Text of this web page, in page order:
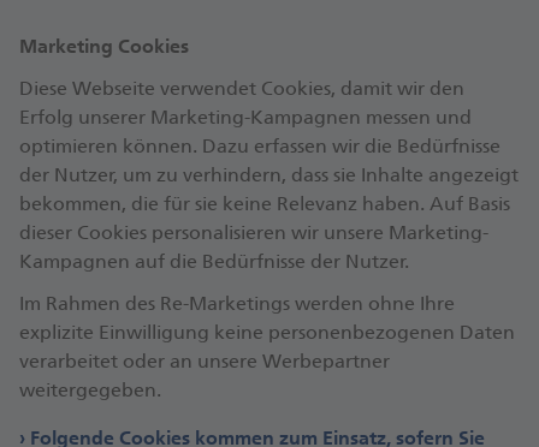
Marketing Cookies
Diese Webseite verwendet Cookies, damit wir den
Erfolg unserer Marketing-Kampagnen messen und
optimieren können. Dazu erfassen wir die Bedürfnisse
der Nutzer, um zu verhindern, dass sie Inhalte angezeigt
bekommen, die für sie keine Relevanz haben. Auf Basis
dieser Cookies personalisieren wir unsere Marketing-
Kampagnen auf die Bedürfnisse der Nutzer.
Im Rahmen des Re-Marketings werden ohne Ihre
explizite Einwilligung keine personenbezogenen Daten
verarbeitet oder an unsere Werbepartner
weitergegeben.
Folgende Cookies kommen zum Einsatz, sofern Sie